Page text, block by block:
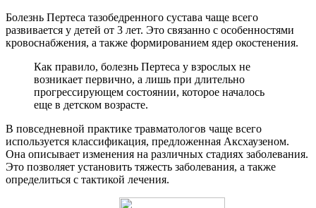
Болезнь Пертеса тазобедренного сустава чаще всего
развивается у детей от 3 лет. Это связанно с особенностями
кровоснабжения, а также формированием ядер окостенения.
Как правило, болезнь Пертеса у взрослых не
возникает первично, а лишь при длительно
прогрессирующем состоянии, которое началось
еще в детском возрасте.
В повседневной практике травматологов чаще всего
используется классификация, предложенная Аксхаузеном.
Она описывает изменения на различных стадиях заболевания.
Это позволяет установить тяжесть заболевания, а также
определиться с тактикой лечения.